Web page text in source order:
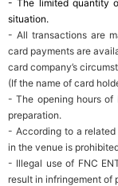
- The limited quantity
situation.
- All transactions are
card payments are
card company’s
(If the name of card
- The opening hours of
preparation.
- According to a
in the venue is
- Illegal use of FNC
result in infringement of